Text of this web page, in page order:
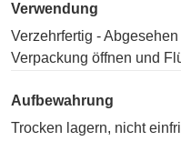
Verwendung
Verzehrfertig -
Verpackung öffnen und
Aufbewahrung
Trocken lagern, nicht